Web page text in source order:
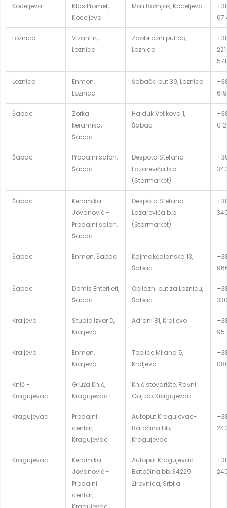
Koceljeva
Klas Promet,
Koceljeva
Mali Bošnjak, Koceljeva
67
Loznica
Vizantin,
Loznica
Zaobilazni put bb,
Loznica
Loznica
Enmon,
Loznica
Šabački put 39, Loznica
619
Šabac
Zorka
keramika,
Šabac
Hajduk Veljkova 1,
Šabac
012
Šabac
Prodajni salon,
Šabac
Despota Stefana
Lazarevića b.b.
(Starmarket)
Šabac
Keramika
Jovanović -
Prodajni salon,
Šabac
Despota Stefana
Lazarevića b.b.
(Starmarket)
Šabac Enmon, Šabac
Kajmakčalanska 13,
Šabac
Šabac
Domis Enterijeri,
Šabac
Obilazni put za Loznicu,
Šabac
Kraljevo
Studio Izvor D,
Kraljevo
Adrani 81, Kraljevo
95
Kraljevo
Enmon,
Kraljevo
Toplice Milana 5,
Kraljevo
Knić -
Kragujevac
Gruža Knić,
Kragujevac
Knić stovarište, Ravni
Gaj bb, Kragujevac
Kragujevac
Prodajni
centar,
Kragujevac
Autoput Kragujevac-
Batočina bb,
Kragujevac
Kragujevac
Keramika
Jovanović -
Prodajni
centar,
Autoput Kragujevac-
Batočina bb, 34229
Žirovnica, Srbija